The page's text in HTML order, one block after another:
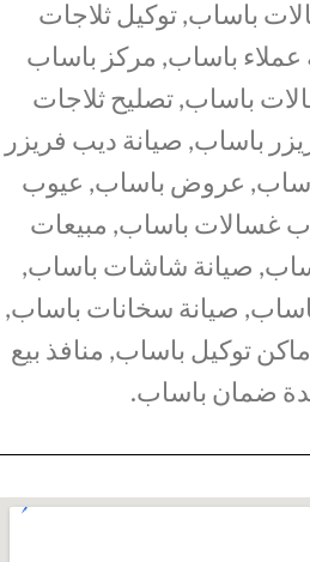
باساب, توكيل ثلاجات
باساب, مركز باساب
باساب, تصليح ثلاجات
باساب, صيانة ديب فريزر
عروض باساب, عيوب
غسالات باساب, مبيعات
صيانة شاشات باساب,
صيانة سخانات باساب,
توكيل باساب, منافذ بيع
ضمان باساب.